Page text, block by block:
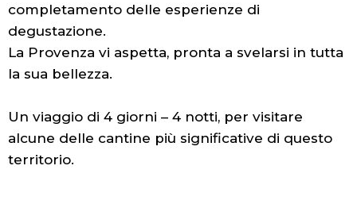
completamento delle esperienze di
degustazione.
La Provenza vi aspetta, pronta a svelarsi in tutta
la sua bellezza.
Un viaggio di 4 giorni – 4 notti, per visitare
alcune delle cantine più significative di questo
territorio.